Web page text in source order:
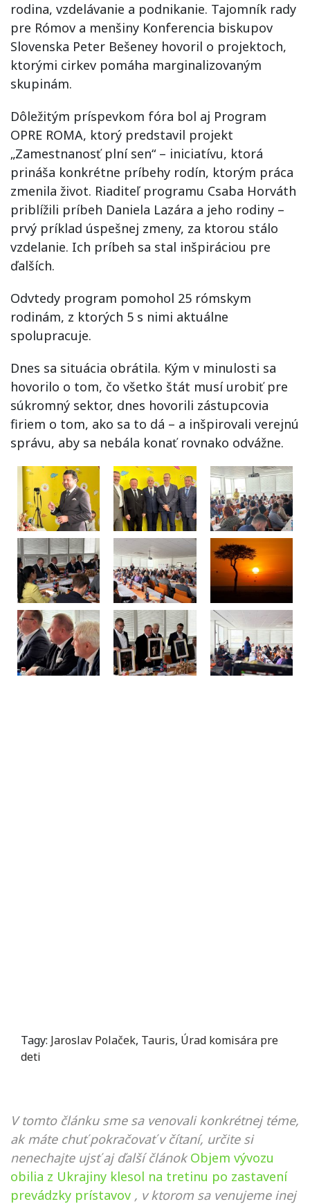
rodina, vzdelávanie a podnikanie. Tajomník rady
pre Rómov a menšiny Konferencia biskupov
Slovenska Peter Bešeney hovoril o projektoch,
ktorými cirkev pomáha marginalizovaným
skupinám.
Dôležitým príspevkom fóra bol aj Program
OPRE ROMA, ktorý predstavil projekt
„Zamestnanosť plní sen“ – iniciatívu, ktorá
prináša konkrétne príbehy rodín, ktorým práca
zmenila život. Riaditeľ programu Csaba Horváth
priblížili príbeh Daniela Lazára a jeho rodiny –
prvý príklad úspešnej zmeny, za ktorou stálo
vzdelanie. Ich príbeh sa stal inšpiráciou pre
ďalších.
Odvtedy program pomohol 25 rómskym
rodinám, z ktorých 5 s nimi aktuálne
spolupracuje.
Dnes sa situácia obrátila. Kým v minulosti sa
hovorilo o tom, čo všetko štát musí urobiť pre
súkromný sektor, dnes hovorili zástupcovia
firiem o tom, ako sa to dá – a inšpirovali verejnú
správu, aby sa nebála konať rovnako odvážne.
Tagy: Jaroslav Polaček, Tauris, Úrad komisára pre
deti
V tomto článku sme sa venovali konkrétnej téme,
ak máte chuť pokračovať v čítaní, určite si
nenechajte ujsť aj ďalší článok Objem vývozu
obilia z Ukrajiny klesol na tretinu po zastavení
prevádzky prístavov , v ktorom sa venujeme inej